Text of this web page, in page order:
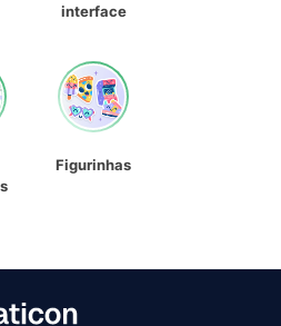
interface
Figurinhas